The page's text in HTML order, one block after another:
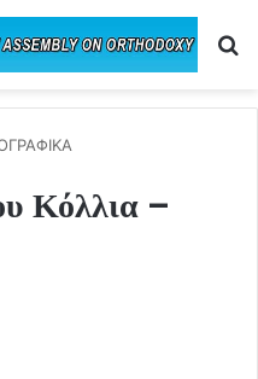
Κόλλια –